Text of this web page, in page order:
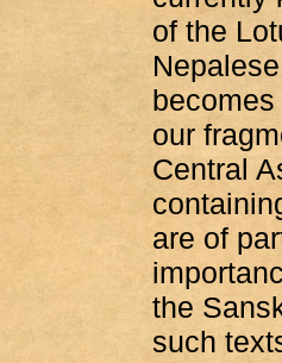
of the
our
Central
are of
the
such